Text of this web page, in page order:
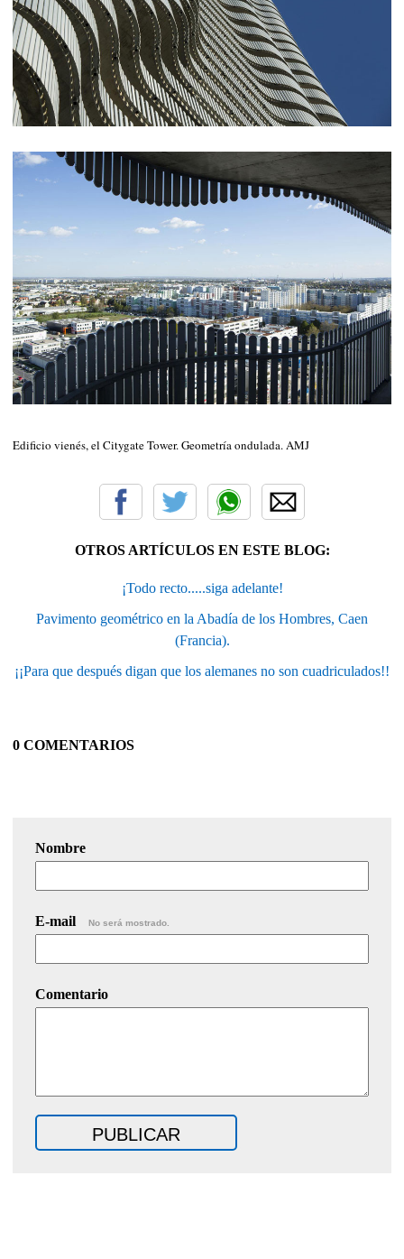
Edificio vienés, el Citygate Tower. Geometría ondulada. AMJ
OTROS ARTÍCULOS EN ESTE BLOG:
¡Todo recto.....siga adelante!
Pavimento geométrico en la Abadía de los Hombres, Caen
(Francia).
¡¡Para que después digan que los alemanes no son cuadriculados!!
0 COMENTARIOS
Nombre
E-mail No será mostrado.
Comentario